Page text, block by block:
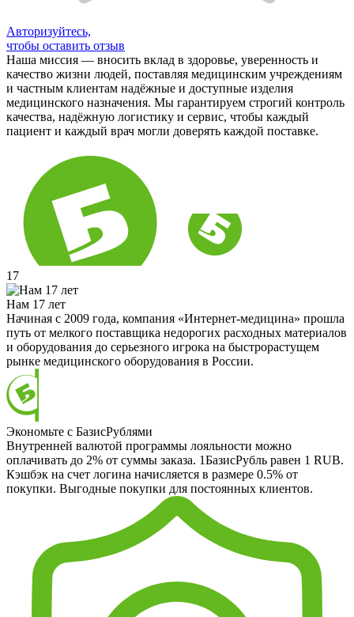
Авторизуйтесь,
чтобы оставить отзыв
Наша миссия — вносить вклад в здоровье, уверенность и
качество жизни людей, поставляя медицинским учреждениям
и частным клиентам надёжные и доступные изделия
медицинского назначения. Мы гарантируем строгий контроль
качества, надёжную логистику и сервис, чтобы каждый
пациент и каждый врач могли доверять каждой поставке.
17
Нам 17 лет
Начиная с 2009 года, компания «Интернет-медицина» прошла
путь от мелкого поставщика недорогих расходных материалов
и оборудования до серьезного игрока на быстрорастущем
рынке медицинского оборудования в России.
Экономьте с БазисРублями
Внутренней валютой программы лояльности можно
оплачивать до 2% от суммы заказа. 1БазисРубль равен 1 RUB.
Кэшбэк на счет логина начисляется в размере 0.5% от
покупки. Выгодные покупки для постоянных клиентов.